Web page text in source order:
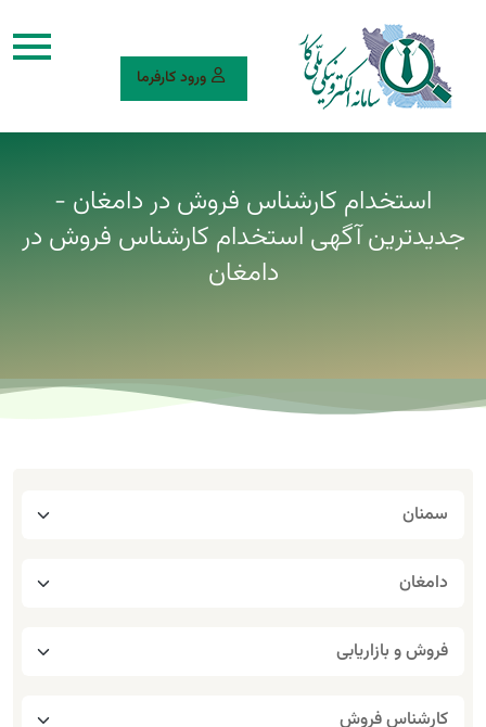
ورود کارفرما
استخدام کارشناس فروش در دامغان -
جدیدترین آگهی استخدام کارشناس فروش در
دامغان